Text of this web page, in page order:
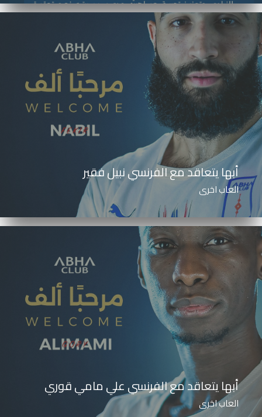
أبها يتعاقد مع الفرنسي نبيل فقير
العاب اخرى
أبها يتعاقد مع الفرنسي علي مامي قوري
العاب اخرى